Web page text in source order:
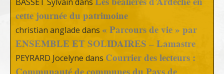
cette journée du patrimoine
christian anglade dans « Parcours de vie » par
ENSEMBLE ET SOLIDAIRES – Lamastre
PEYRARD Jocelyne dans Courrier des lecteurs :